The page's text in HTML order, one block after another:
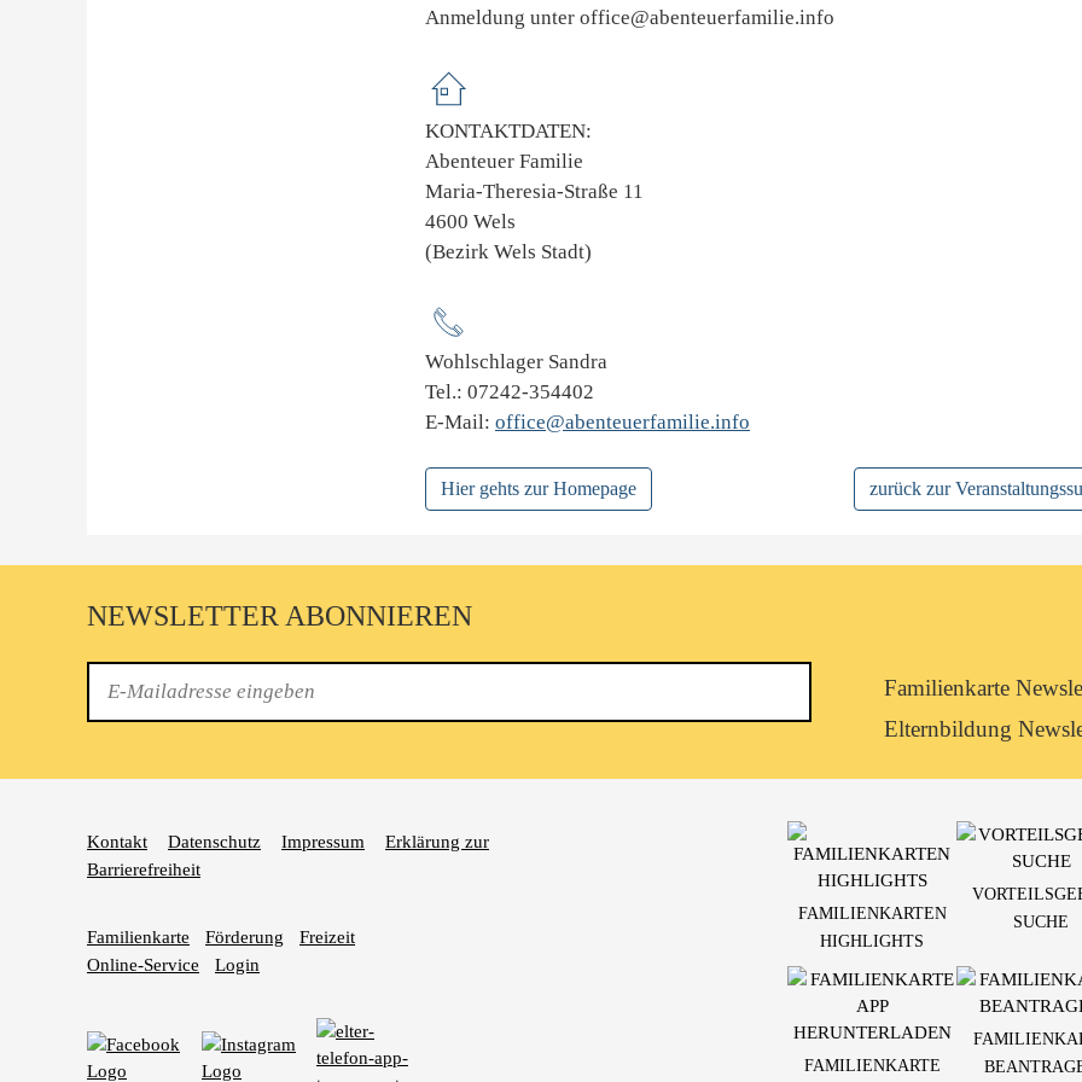
Anmeldung unter office@abenteuerfamilie.info
KONTAKTDATEN:
Abenteuer Familie
Maria-Theresia-Straße 11
4600 Wels
(Bezirk Wels Stadt)
Wohlschlager Sandra
Tel.: 07242-354402
E-Mail: office@abenteuerfamilie.info
Hier gehts zur Homepage zurück zur
NEWSLETTER ABONNIEREN
Newsletterkategorie
abonnieren
Familienkarte
Elternbildung
Kontakt Datenschutz Impressum
Erklärung zur
Barrierefreiheit
Familienkarte Förderung
Freizeit
Online-Service
Login
FAMILIENKARTEN
HIGHLIGHTS
SUCHE
FAMILIENKARTE